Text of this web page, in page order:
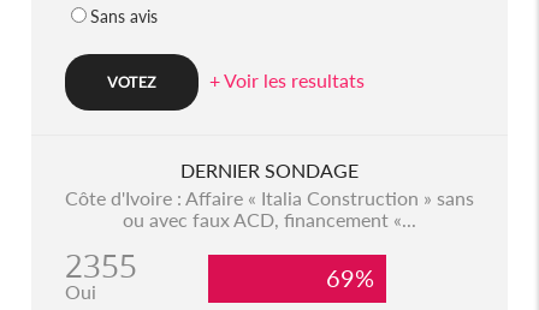
Sans avis
+ Voir les resultats
DERNIER SONDAGE
Côte d'Ivoire : Affaire « Italia Construction » sans
ou avec faux ACD, financement «...
2355
Oui 69%